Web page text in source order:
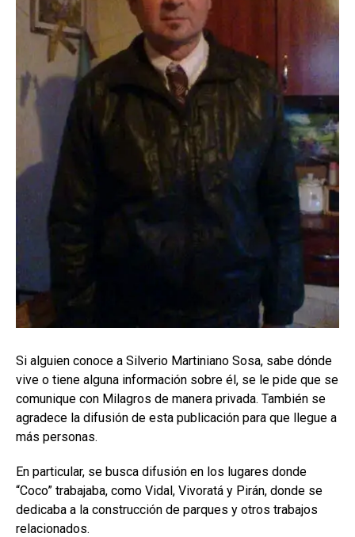
Si alguien conoce a Silverio Martiniano Sosa, sabe dónde
vive o tiene alguna información sobre él, se le pide que se
comunique con Milagros de manera privada. También se
agradece la difusión de esta publicación para que llegue a
más personas.
En particular, se busca difusión en los lugares donde
“Coco” trabajaba, como Vidal, Vivoratá y Pirán, donde se
dedicaba a la construcción de parques y otros trabajos
relacionados.